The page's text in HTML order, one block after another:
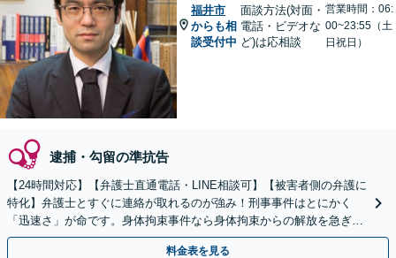
福井市
からも相
談受付中
面談方法(対面・
電話・ビデオな
ど)は応相談
営業時間：06:
00~23:55（土
日祝日）
逮捕・勾留の準抗告
【24時間対応】【弁護士直通電話・LINE相談可】【被害者側の弁護に
特化】弁護士とすぐに連絡が取れるのが強み！刑事事件はとにかく
「迅速さ」が命です。身体拘束事件なら身体拘束からの解放を急ぎま
す。示談交渉はお任せください。
料金表を見る